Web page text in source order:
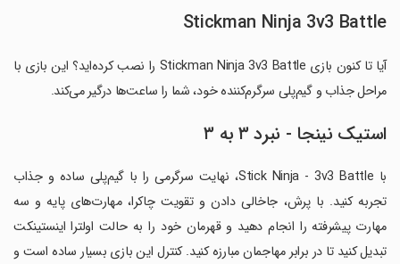
Stickman Ninja 3v3 Battle
آیا تا کنون بازی Stickman Ninja 3v3 Battle را نصب کرده‌اید؟ این بازی با
مراحل جذاب و گیم‌پلی سرگرم‌کننده خود، شما را ساعت‌ها درگیر می‌کند.
استیک نینجا - نبرد ۳ به ۳
با Stick Ninja - 3v3 Battle، نهایت سرگرمی را با گیم‌پلی ساده و جذاب
تجربه کنید. با پرش، جاخالی دادن و تقویت چاکرا، مهارت‌های پایه و سه
مهارت پیشرفته را انجام دهید و قهرمان خود را به حالت اولترا اینستینکت
تبدیل کنید تا در برابر مهاجمان مبارزه کنید. کنترل این بازی بسیار ساده است و